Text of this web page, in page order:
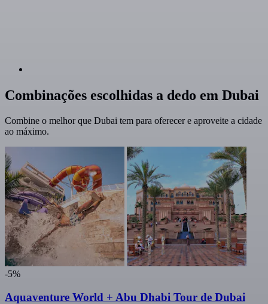
Combinações escolhidas a dedo em Dubai
Combine o melhor que Dubai tem para oferecer e aproveite a cidade
ao máximo.
-5%
Aquaventure World + Abu Dhabi Tour de Dubai